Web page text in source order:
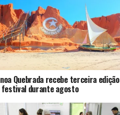
Quebrada recebe terceira edição
festival durante agosto